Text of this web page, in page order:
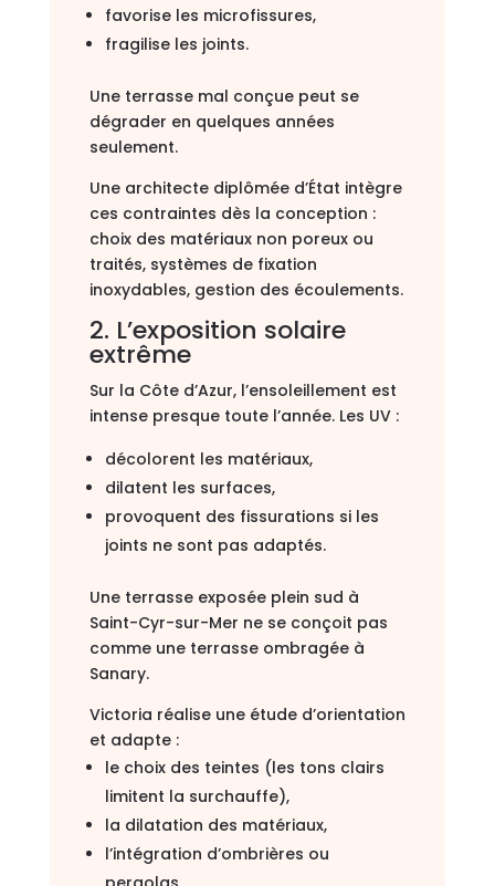
favorise les microfissures,
fragilise les joints.
Une terrasse mal conçue peut se
dégrader en quelques années
seulement.
Une architecte diplômée d’État intègre
ces contraintes dès la conception :
choix des matériaux non poreux ou
traités, systèmes de fixation
inoxydables, gestion des écoulements.
2. L’exposition solaire
extrême
Sur la Côte d’Azur, l’ensoleillement est
intense presque toute l’année. Les UV :
décolorent les matériaux,
dilatent les surfaces,
provoquent des fissurations si les
joints ne sont pas adaptés.
Une terrasse exposée plein sud à
Saint-Cyr-sur-Mer ne se conçoit pas
comme une terrasse ombragée à
Sanary.
Victoria réalise une étude d’orientation
et adapte :
le choix des teintes (les tons clairs
limitent la surchauffe),
la dilatation des matériaux,
l’intégration d’ombrières ou